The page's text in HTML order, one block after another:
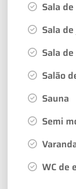
Sala
Sala
Sala
Salão
Sauna
Semi
WC de